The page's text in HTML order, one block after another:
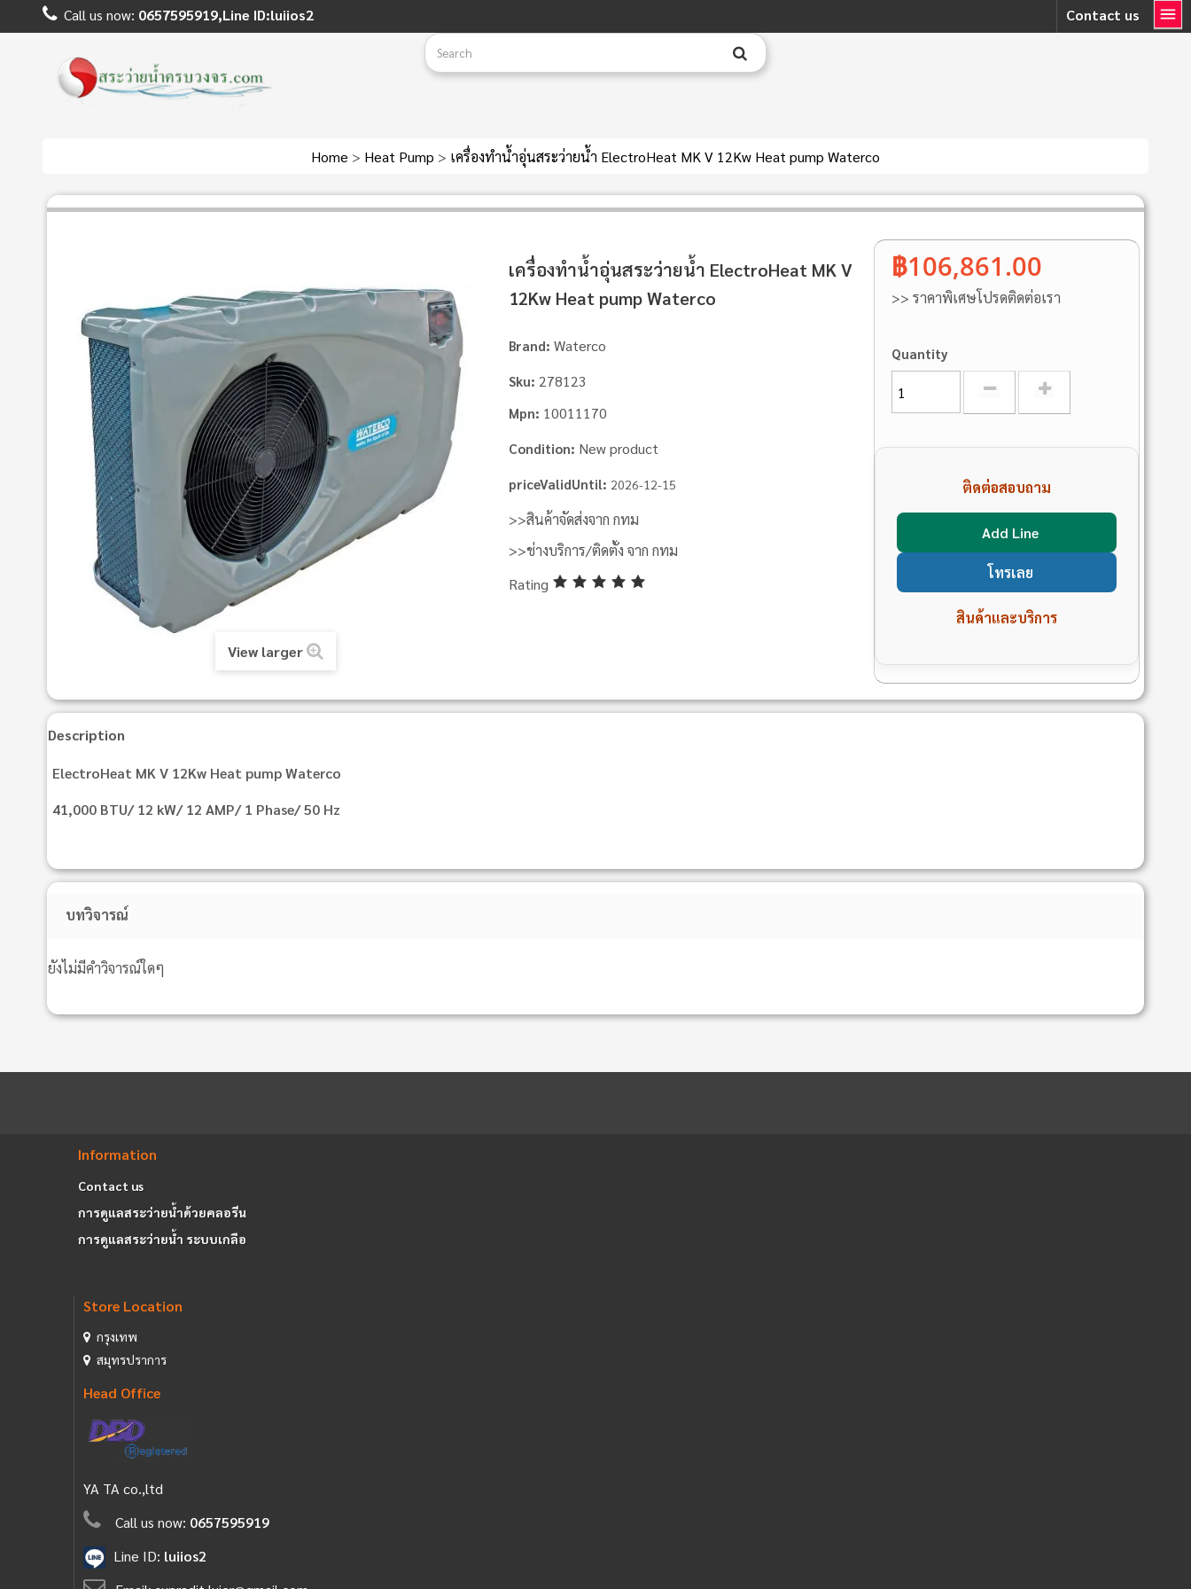
Contact us
Call us now: 0657595919,Line ID:luiios2
Home > Heat Pump > เครื่องทำน้ำอุ่นสระว่ายน้ำ ElectroHeat MK V 12Kw Heat pump Waterco
View larger
เครื่องทำน้ำอุ่นสระว่ายน้ำ ElectroHeat MK V
12Kw Heat pump Waterco
Brand: Waterco
Sku: 278123
Mpn: 10011170
Condition: New product
priceValidUntil: 2026-12-15
>>สินค้าจัดส่งจาก กทม
>>ช่างบริการ/ติดตั้ง จาก กทม
Rating
฿106,861.00
>> ราคาพิเศษโปรดติดต่อเรา
Quantity
ติดต่อสอบถาม
Add Line
โทรเลย
สินค้าและบริการ
Description
ElectroHeat MK V 12Kw Heat pump Waterco
41,000 BTU/ 12 kW/ 12 AMP/ 1 Phase/ 50 Hz
บทวิจารณ์
ยังไม่มีคำวิจารณ์ใดๆ
Information
Contact us
การดูแลสระว่ายน้ำด้วยคลอรีน
การดูแลสระว่ายน้ำ ระบบเกลือ
Store Location
กรุงเทพ
สมุทรปราการ
Head Office
YA TA co.,ltd
Call us now: 0657595919
Line ID: luiios2